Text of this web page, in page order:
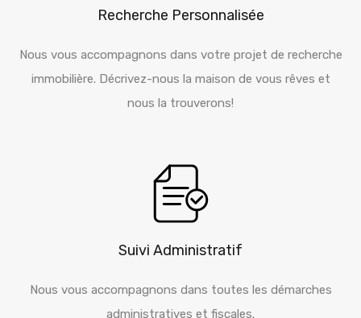
Recherche Personnalisée
Nous vous accompagnons dans votre projet de recherche
immobilière. Décrivez-nous la maison de vous rêves et
nous la trouverons!
Suivi Administratif
Nous vous accompagnons dans toutes les démarches
administratives et fiscales.